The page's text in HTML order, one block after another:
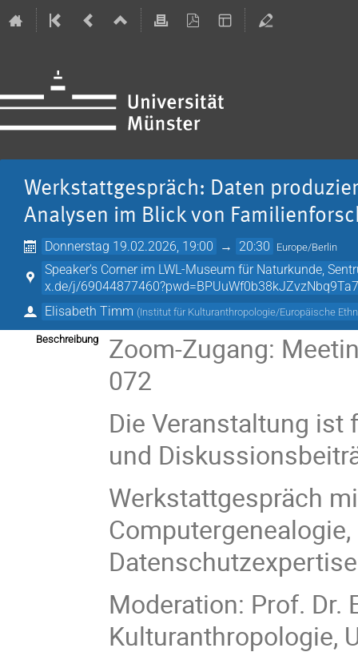
Werkstattgespräch: Daten
Analysen im Blick von
Donnerstag 19.02.2026, 19:00 → 20:30 Europe/Berlin
Speaker’s Corner im LWL-Museum für Naturkunde,
x.de/j/
Elisabeth Timm (Institut für Kulturanthropologie/Europäische
Beschreibung
Zoom-Zugang:
072
Die Veranstaltung ist
und
Werkstattgespräch
Moderation: Prof. Dr.
Kulturanthropologie,